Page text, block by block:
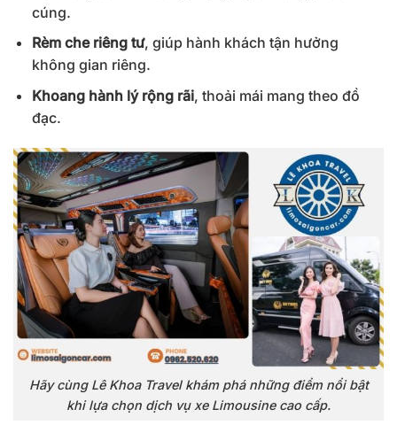
cúng.
Rèm che riêng tư, giúp hành khách tận hưởng
không gian riêng.
Khoang hành lý rộng rãi, thoải mái mang theo đồ
đạc.
Hãy cùng Lê Khoa Travel khám phá những điểm nổi bật
khi lựa chọn dịch vụ xe Limousine cao cấp.